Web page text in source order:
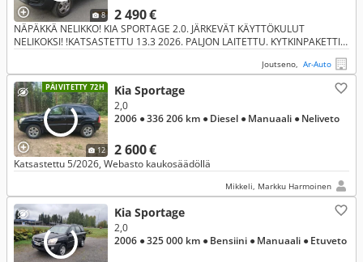
8 2 490 €
NÄPÄKKÄ NELIKKO! KIA SPORTAGE 2.0. JÄRKEVÄT KÄYTTÖKULUT
NELIKOKSI! !KATSASTETTU 13.3 2026. PALJON LAITETTU. KYTKINPAKETTI
Joutseno, Ar-Auto
PÄIVITETTY 72H
12
Kia Sportage
2 600 €
2,0
2006 ● 336 206 km ● Diesel ● Manuaali ● Neliveto
Katsastettu 5/2026, Webasto kaukosäädöllä
Mikkeli, Markku Harmoinen
Kia Sportage
2,0
2006 ● 325 000 km ● Bensiini ● Manuaali ● Etuveto